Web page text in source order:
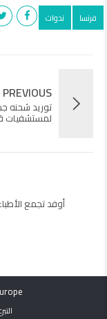
فرنسا ندوات
PREVIOUS
توريد شحنه
لمستشفيات
أوفد تجمع